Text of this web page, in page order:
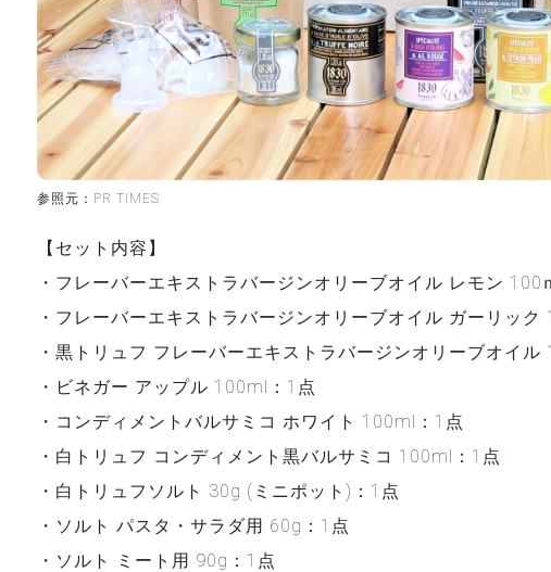
参照元：PR TIMES
【セット内容】
・フレーバーエキストラバージンオリーブオイル レモン 100
・フレーバーエキストラバージンオリーブオイル ガーリック
・黒トリュフ フレーバーエキストラバージンオリーブオイル
・ビネガー アップル 100ml：1点
・コンディメントバルサミコ ホワイト 100ml：1点
・白トリュフ コンディメント黒バルサミコ 100ml：1点
・白トリュフソルト 30g (ミニポット)：1点
・ソルト パスタ・サラダ用 60g：1点
・ソルト ミート用 90g：1点